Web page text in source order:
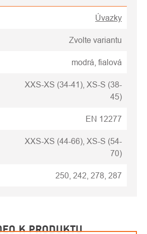
Úvazky
Zvolte variantu
modrá, fialová
XXS-XS (34-41), XS-S (38-
45)
EN 12277
XXS-XS (44-66), XS-S (54-
70)
250, 242, 278, 287
K PRODUKTU